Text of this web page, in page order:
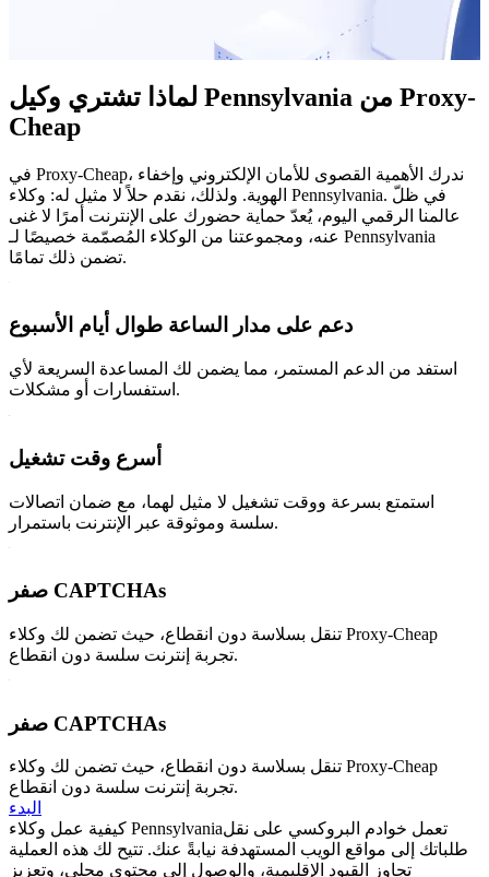
لماذا تشتري وكيل Pennsylvania من Proxy-
Cheap
في Proxy-Cheap، ندرك الأهمية القصوى للأمان الإلكتروني وإخفاء
الهوية. ولذلك، نقدم حلاً لا مثيل له: وكلاء Pennsylvania. في ظلّ
عالمنا الرقمي اليوم، يُعدّ حماية حضورك على الإنترنت أمرًا لا غنى
عنه، ومجموعتنا من الوكلاء المُصمّمة خصيصًا لـ Pennsylvania
تضمن ذلك تمامًا.
دعم على مدار الساعة طوال أيام الأسبوع
استفد من الدعم المستمر، مما يضمن لك المساعدة السريعة لأي
استفسارات أو مشكلات.
أسرع وقت تشغيل
استمتع بسرعة ووقت تشغيل لا مثيل لهما، مع ضمان اتصالات
سلسة وموثوقة عبر الإنترنت باستمرار.
صفر CAPTCHAs
تنقل بسلاسة دون انقطاع، حيث تضمن لك وكلاء Proxy-Cheap
تجربة إنترنت سلسة دون انقطاع.
صفر CAPTCHAs
تنقل بسلاسة دون انقطاع، حيث تضمن لك وكلاء Proxy-Cheap
تجربة إنترنت سلسة دون انقطاع.
البدء
كيفية عمل وكلاء Pennsylvaniaتعمل خوادم البروكسي على نقل
طلباتك إلى مواقع الويب المستهدفة نيابةً عنك. تتيح لك هذه العملية
تجاوز القيود الإقليمية، والوصول إلى محتوى محلي، وتعزيز